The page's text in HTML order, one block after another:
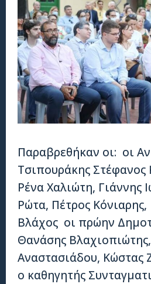
Παραβρεθήκαν οι: οι
Τσιπουράκης Στέφανος
Ρένα Χαλιώτη, Γιάννης
Ρώτα, Πέτρος
Βλάχος οι πρώην
Θανάσης
Αναστασιάδου, Κώστας
ο καθηγητής